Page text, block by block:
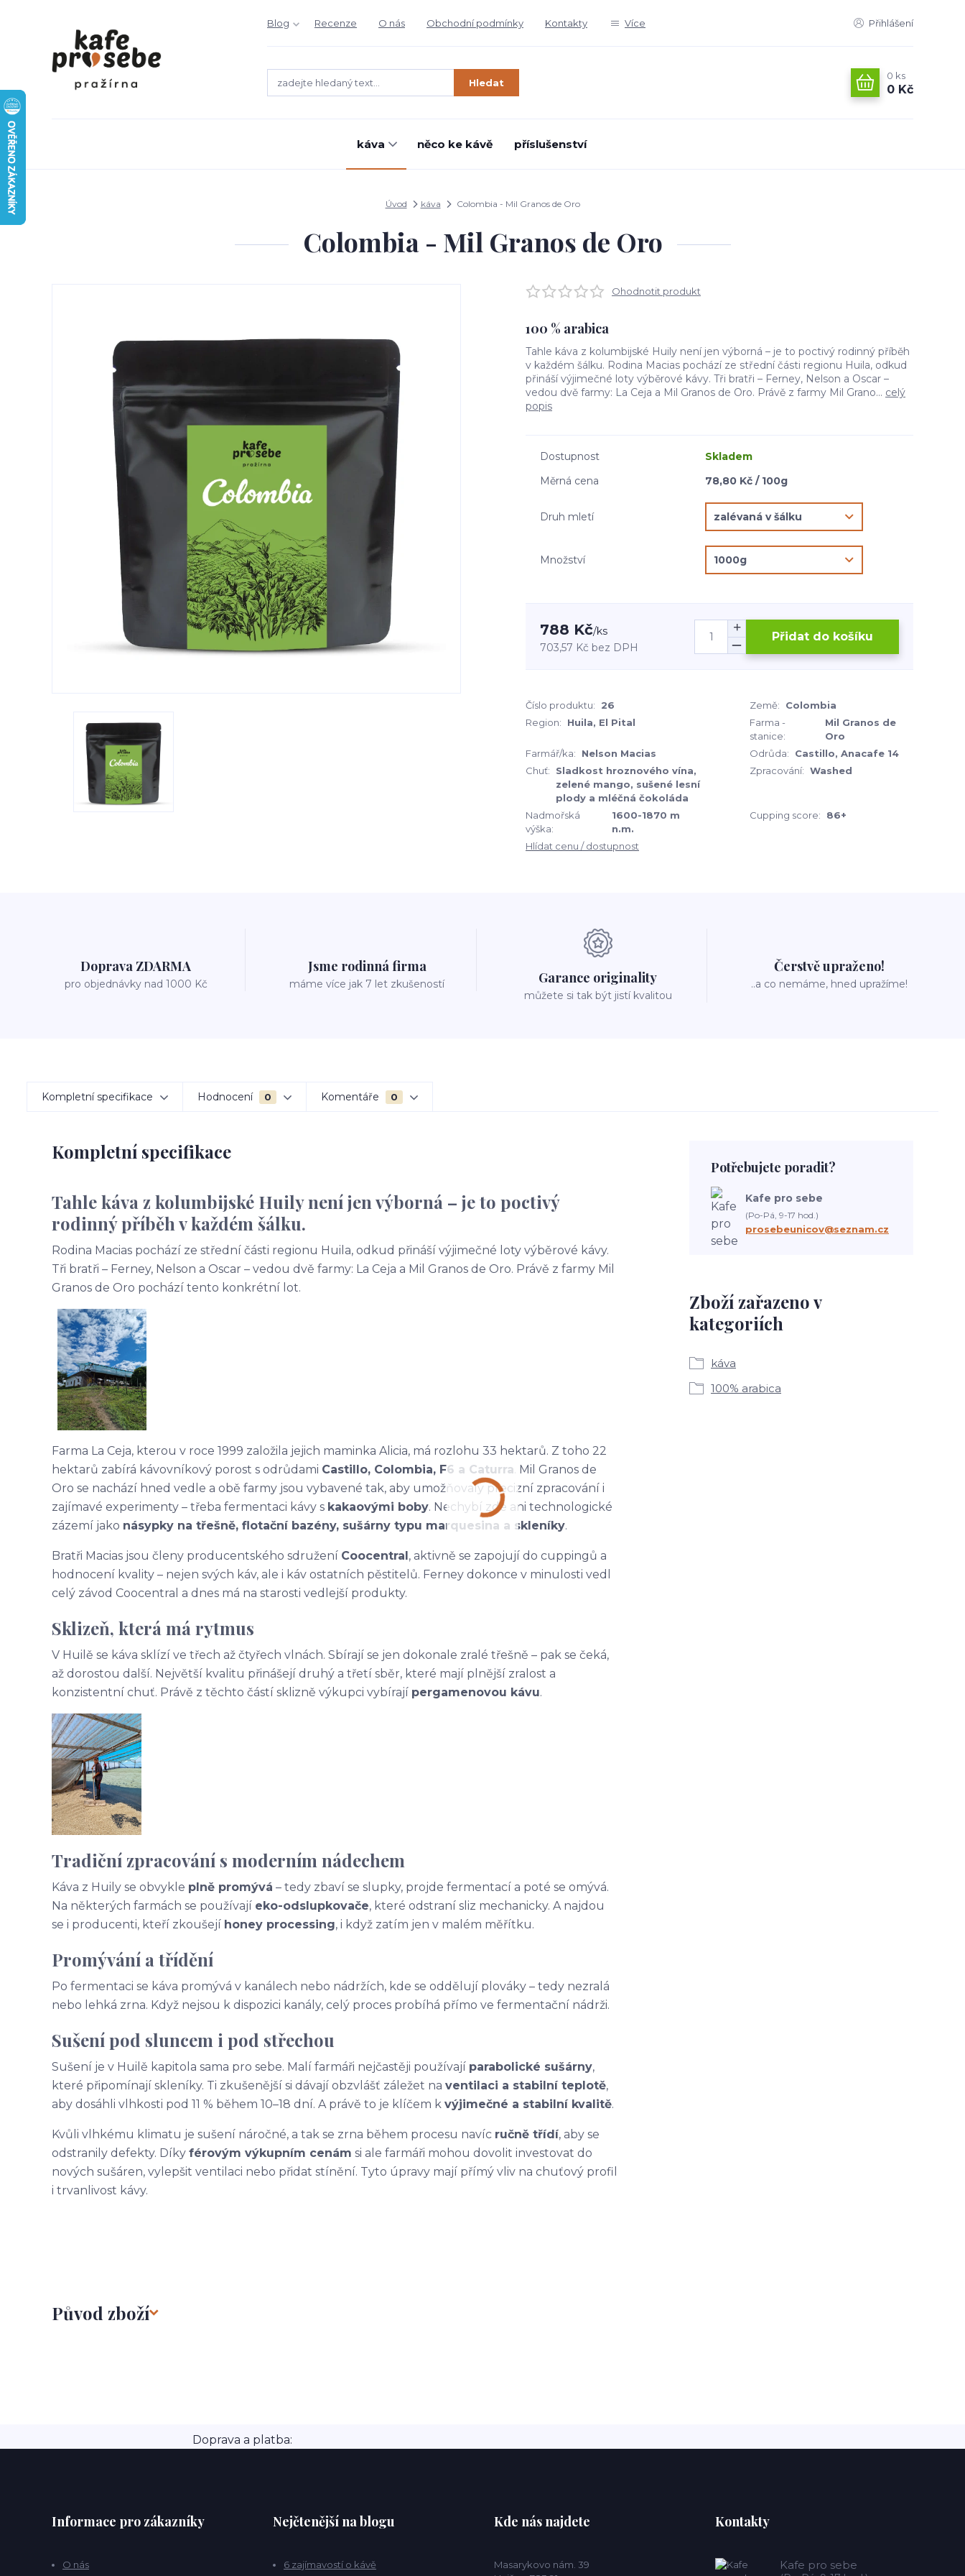
Blog Recenze O nás Obchodní podmínky Kontakty Více Přihlášení
Hledat
0 ks
0 Kč
káva něco ke kávě příslušenství
Úvod káva Colombia - Mil Granos de Oro
Colombia - Mil Granos de Oro
Ohodnotit produkt
100 % arabica
Tahle káva z kolumbijské Huily není jen výborná – je to poctivý rodinný příběh
v každém šálku. Rodina Macias pochází ze střední části regionu Huila, odkud
přináší výjimečné loty výběrové kávy. Tři bratři – Ferney, Nelson a Oscar –
vedou dvě farmy: La Ceja a Mil Granos de Oro. Právě z farmy Mil Grano... celý
popis
Dostupnost
Skladem
Měrná cena
78,80 Kč / 100g
Druh mletí
Množství
788 Kč/ks
703,57 Kč bez DPH
Přidat do košíku
Číslo produktu: 26 Země:
Colombia
Region:
Huila, El Pital
Farma -
stanice:
Mil Granos de
Oro
Farmář/ka:
Nelson Macias Odrůda:
Castillo, Anacafe 14
Chuť:
Sladkost hroznového vína,
zelené mango, sušené lesní
plody a mléčná čokoláda
Zpracování: Washed
Nadmořská
výška:
1600-1870 m
n.m.
Cupping score: 86+
Hlídat cenu / dostupnost
Doprava ZDARMA
pro objednávky nad 1000 Kč
Jsme rodinná firma
máme více jak 7 let zkušeností Garance originality
můžete si tak být jistí kvalitou
Čerstvě upraženo!
..a co nemáme, hned upražíme!
Kompletní specifikace Hodnocení 0 Komentáře 0
Kompletní specifikace
Tahle káva z kolumbijské Huily není jen výborná – je to poctivý
rodinný příběh v každém šálku.
Rodina Macias pochází ze střední části regionu Huila, odkud přináší výjimečné loty výběrové kávy.
Tři bratři – Ferney, Nelson a Oscar – vedou dvě farmy: La Ceja a Mil Granos de Oro. Právě z farmy Mil
Granos de Oro pochází tento konkrétní lot.
Farma La Ceja, kterou v roce 1999 založila jejich maminka Alicia, má rozlohu 33 hektarů. Z toho 22
hektarů zabírá kávovníkový porost s odrůdami Castillo, Colombia, F6 a Caturra . Mil Granos de
Oro se nachází hned vedle a obě farmy jsou vybavené tak, aby umožňovaly precizní zpracování i
zajímavé experimenty – třeba fermentaci kávy s kakaovými boby. Nechybí zde ani technologické
zázemí jako násypky na třešně, flotační bazény, sušárny typu marquesina a skleníky.
Bratři Macias jsou členy producentského sdružení Coocentral, aktivně se zapojují do cuppingů a
hodnocení kvality – nejen svých káv, ale i káv ostatních pěstitelů. Ferney dokonce v minulosti vedl
celý závod Coocentral a dnes má na starosti vedlejší produkty.
Sklizeň, která má rytmus
V Huilě se káva sklízí ve třech až čtyřech vlnách. Sbírají se jen dokonale zralé třešně – pak se čeká,
až dorostou další. Největší kvalitu přinášejí druhý a třetí sběr, které mají plnější zralost a
konzistentní chuť. Právě z těchto částí sklizně výkupci vybírají pergamenovou kávu.
Tradiční zpracování s moderním nádechem
Káva z Huily se obvykle plně promývá – tedy zbaví se slupky, projde fermentací a poté se omývá.
Na některých farmách se používají eko-odslupkovače, které odstraní sliz mechanicky. A najdou
se i producenti, kteří zkoušejí honey processing, i když zatím jen v malém měřítku.
Promývání a třídění
Po fermentaci se káva promývá v kanálech nebo nádržích, kde se oddělují plováky – tedy nezralá
nebo lehká zrna. Když nejsou k dispozici kanály, celý proces probíhá přímo ve fermentační nádrži.
Sušení pod sluncem i pod střechou
Sušení je v Huilě kapitola sama pro sebe. Malí farmáři nejčastěji používají parabolické sušárny,
které připomínají skleníky. Ti zkušenější si dávají obzvlášť záležet na ventilaci a stabilní teplotě,
aby dosáhli vlhkosti pod 11 % během 10–18 dní. A právě to je klíčem k výjimečné a stabilní kvalitě.
Kvůli vlhkému klimatu je sušení náročné, a tak se zrna během procesu navíc ručně třídí, aby se
odstranily defekty. Díky férovým výkupním cenám si ale farmáři mohou dovolit investovat do
nových sušáren, vylepšit ventilaci nebo přidat stínění. Tyto úpravy mají přímý vliv na chuťový profil
i trvanlivost kávy.
Původ zboží
Zboží zařazeno v
kategoriích
káva
100% arabica
Potřebujete poradit?
Kafe pro sebe
(Po-Pá, 9-17 hod.)
prosebeunicov@seznam.cz
Doprava a platba:
Informace pro zákazníky
O nás
Nejčtenější na blogu
6 zajímavostí o kávě
Kde nás najdete
Masarykovo nám. 39
Kontakty
Kafe pro sebe